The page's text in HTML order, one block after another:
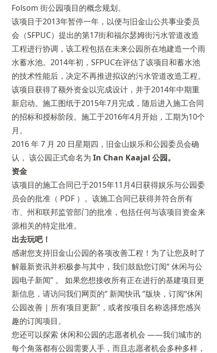
Folsom 街公园项目的概念规划。
该项目于2013年暂停一年，以便与旧金山公共事业委员
会（SFPUC）提出的第17街和福尔瑟姆街污水管道改造
工程进行协调，该工程包括在未来公园所在地建造一个雨
水蓄水池。2014年初，SFPUC在评估了该项目和蓄水池
的技术性能后，决定不再推进拟议的污水管道改造工程。
该项目获得了额外资金以完成设计，并于2014年中期重
新启动。施工图纸于2015年7月完成，随后进入施工合同
的招标和授标阶段。施工于2016年4月开始，工期为10个
月。
2016 年 7 月 20 日星期四，旧金山娱乐和公园委员会确
认， 该公园正式命名为 In Chan Kaajal 公园。
资金
该项目的施工合同已于2015年11月4日获得娱乐与公园委
员会的批准（ PDF ）。该施工合同已获得并符合所有
市、州和联邦监管部门的批准，包括任何与该项目资金来
源相关的特定批准。
出去玩吧！
感谢您支持旧金山公园的各项改善工程！为了让您及时了
解最新资讯并积极参与其中，我们鼓励您订阅“休闲与公
园电子新闻” 。 如果您想接收所有正在进行的基建项目更
新信息，请访问我们网页的“ 新闻快讯”版块，订阅“休闲
公园改善 | 所有项目更新”，或者按项目名称选择您感兴
趣的订阅项目。
您还可以探索 休闲和公园的志愿者机会 ——我们城市的
每个角落都有公园需要人手，而且志愿者机会多种多样，